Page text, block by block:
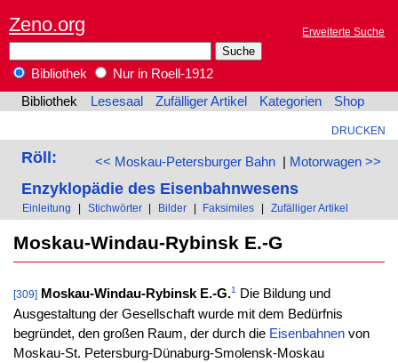
Zeno.org Erweiterte Suche
Bibliothek
Nur in Roell-1912
Bibliothek
Lesesaal Zufälliger Artikel Kategorien Shop
DRUCKEN
<< Moskau-Petersburger Bahn| Motorwagen >>
Röll:
Enzyklopädie des Eisenbahnwesens
Einleitung | Stichwörter | Bilder | Faksimiles | Zufälliger Artikel
Moskau-Windau-Rybinsk E.-G
[309] Moskau-Windau-Rybinsk E.-G.1
Die Bildung und
Ausgestaltung der Gesellschaft wurde mit dem Bedürfnis
begründet, den großen Raum, der durch die Eisenbahnenvon
Moskau-St. Petersburg-Dünaburg-Smolensk-Moskau